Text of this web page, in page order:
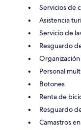
Servicios de
Asistencia
Servicio de
Resguardo
Personal
Botones
Renta de
Resguardo
Camastros